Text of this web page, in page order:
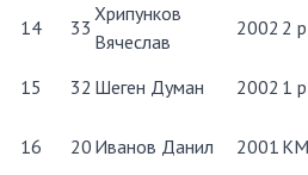
14
33
Хрипунков
Вячеслав
2002 2 р
15
32 Шеген Думан 2002 1 р
16
20 Иванов Данил 2001